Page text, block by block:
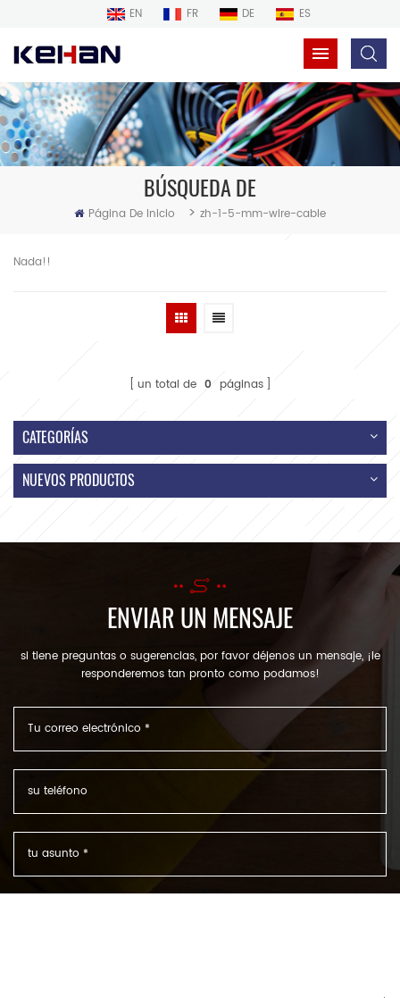
EN FR DE ES
BÚSQUEDA DE
Página De Inicio > zh-1-5-mm-wire-cable
Nada!!
un total de 0 páginas
CATEGORÍAS
NUEVOS PRODUCTOS
ENVIAR UN MENSAJE
si tiene preguntas o sugerencias, por favor déjenos un mensaje, ¡le
responderemos tan pronto como podamos!